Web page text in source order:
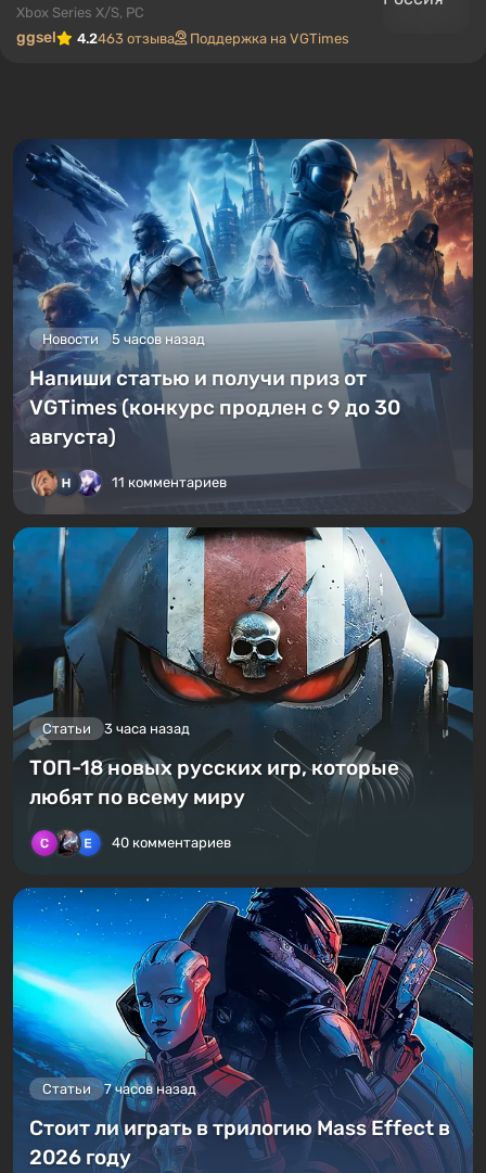
Xbox Series X/S, PC
ggsel 4.2463 отзыва Поддержка на VGTimes
Новости 5 часов назад
Напиши статью и получи приз от
VGTimes (конкурс продлен с 9 до 30
августа)
11 комментариев
Статьи 3 часа назад
ТОП-18 новых русских игр, которые
любят по всему миру
40 комментариев
Статьи 7 часов назад
Стоит ли играть в трилогию Mass Effect в
2026 году